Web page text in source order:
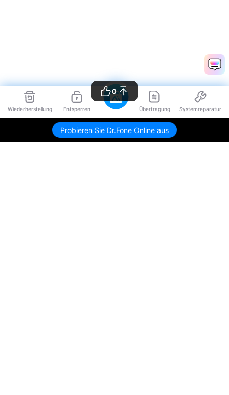
Wiederherstellung Entsperren Übertragung Systemreparatur
Probieren Sie Dr.Fone Online aus
0